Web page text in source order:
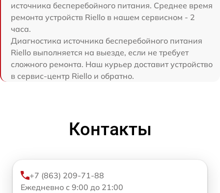
источника бесперебойного питания. Среднее время
ремонта устройств Riello в нашем сервисном - 2
часа.
Диагностика источника бесперебойного питания
Riello выполняется на выезде, если не требует
сложного ремонта. Наш курьер доставит устройство
в сервис-центр Riello и обратно.
Контакты
+7 (863) 209-71-88
Ежедневно с 9:00 до 21:00